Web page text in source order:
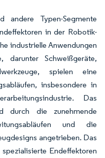
andere Typen-Segmente
in der Robotik-
industrielle Anwendungen
darunter Schweißgeräte,
spielen eine
insbesondere in
Das
durch die zunehmende
und die
angetrieben. Das
Endeffektoren